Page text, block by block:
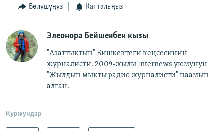
Бөлүшүңүз Катталыңыз
Элеонора Бейшенбек кызы
"Азаттыктын" Бишкектеги кеңсесинин
журналисти. 2009-жылы Internews уюмунун
"Жылдын мыкты радио журналисти" наамын
алган.
Куржундар